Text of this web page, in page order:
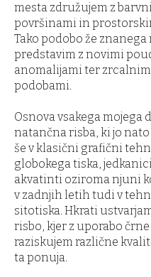
mesta združujem z
površinami in
Tako podobo že znanega
predstavim z novimi
anomalijami ter
podobami.
Osnova vsakega mojega
natančna risba, ki jo
še v klasični grafični
globokega tiska,
akvatinti oziroma njuni
v zadnjih letih tudi v
sitotiska. Hkrati
risbo, kjer z uporabo
raziskujem različne
ta ponuja.